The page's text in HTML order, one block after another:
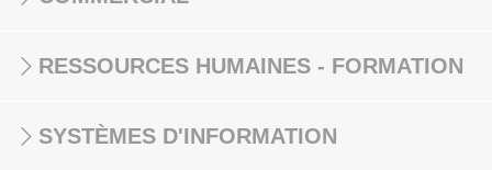
RESSOURCES HUMAINES - FORMATION
SYSTÈMES D'INFORMATION